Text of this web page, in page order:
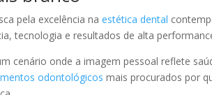
pela excelência naestética dental
tecnologia e resultados de alta
cenário onde a imagem pessoal reflete
odontológicos mais procurados por